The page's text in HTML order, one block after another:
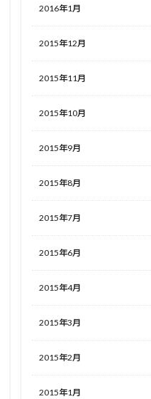
2016年1月
2015年12月
2015年11月
2015年10月
2015年9月
2015年8月
2015年7月
2015年6月
2015年4月
2015年3月
2015年2月
2015年1月